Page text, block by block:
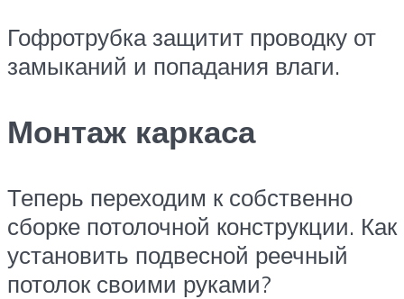
Гофротрубка защитит проводку от
замыканий и попадания влаги.
Монтаж каркаса
Теперь переходим к собственно
сборке потолочной конструкции. Как
установить подвесной реечный
потолок своими руками?